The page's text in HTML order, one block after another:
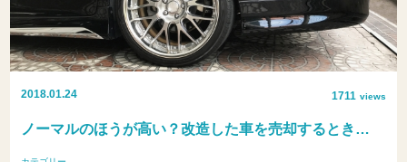
2018.01.24 1711 views
ノーマルのほうが高い？改造した車を売却するとき…